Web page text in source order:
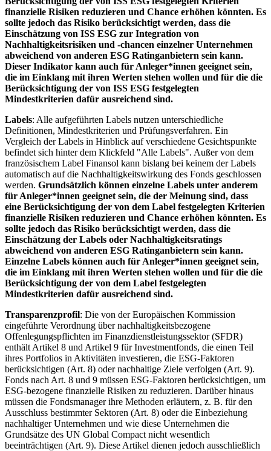
finanzielle Risiken reduzieren und Chance erhöhen könnten. Es
sollte jedoch das Risiko berücksichtigt werden, dass die
Einschätzung von ISS ESG zur Integration von
Nachhaltigkeitsrisiken und -chancen einzelner Unternehmen
abweichend von anderen ESG Ratinganbietern sein kann.
Dieser Indikator kann auch für Anleger*innen geeignet sein,
die im Einklang mit ihren Werten stehen wollen und für die die
Berücksichtigung der von ISS ESG festgelegten
Mindestkriterien dafür ausreichend sind.
Labels: Alle aufgeführten Labels nutzen unterschiedliche
Definitionen, Mindestkriterien und Prüfungsverfahren. Ein
Vergleich der Labels in Hinblick auf verschiedene Gesichtspunkte
befindet sich hinter dem Klickfeld "Alle Labels". Außer von dem
französischem Label Finansol kann bislang bei keinem der Labels
automatisch auf die Nachhaltigkeitswirkung des Fonds geschlossen
werden. Grundsätzlich können einzelne Labels unter anderem
für Anleger*innen geeignet sein, die der Meinung sind, dass
eine Berücksichtigung der von dem Label festgelegten Kriterien
finanzielle Risiken reduzieren und Chance erhöhen könnten. Es
sollte jedoch das Risiko berücksichtigt werden, dass die
Einschätzung der Labels oder Nachhaltigkeitsratings
abweichend von anderen ESG Ratinganbietern sein kann.
Einzelne Labels können auch für Anleger*innen geeignet sein,
die im Einklang mit ihren Werten stehen wollen und für die die
Berücksichtigung der von dem Label festgelegten
Mindestkriterien dafür ausreichend sind.
Transparenzprofil: Die von der Europäischen Kommission
eingeführte Verordnung über nachhaltigkeitsbezogene
Offenlegungspflichten im Finanzdienstleistungssektor (SFDR)
enthält Artikel 8 und Artikel 9 für Investmentfonds, die einen Teil
ihres Portfolios in Aktivitäten investieren, die ESG-Faktoren
berücksichtigen (Art. 8) oder nachhaltige Ziele verfolgen (Art. 9).
Fonds nach Art. 8 und 9 müssen ESG-Faktoren berücksichtigen, um
ESG-bezogene finanzielle Risiken zu reduzieren. Darüber hinaus
müssen die Fondsmanager ihre Methoden erläutern, z. B. für den
Ausschluss bestimmter Sektoren (Art. 8) oder die Einbeziehung
nachhaltiger Unternehmen und wie diese Unternehmen die
Grundsätze des UN Global Compact nicht wesentlich
beeinträchtigen (Art. 9). Diese Artikel dienen jedoch ausschließlich